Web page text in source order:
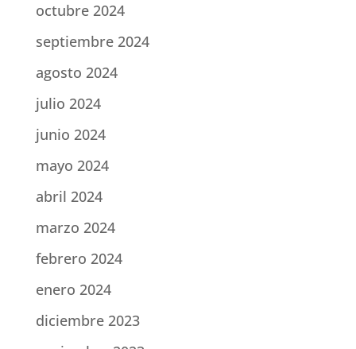
octubre 2024
septiembre 2024
agosto 2024
julio 2024
junio 2024
mayo 2024
abril 2024
marzo 2024
febrero 2024
enero 2024
diciembre 2023